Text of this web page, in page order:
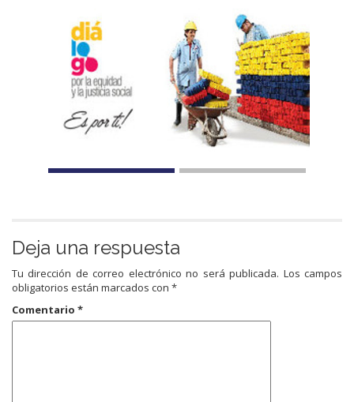
Deja una respuesta
Tu dirección de correo electrónico no será publicada. Los campos
obligatorios están marcados con *
Comentario *